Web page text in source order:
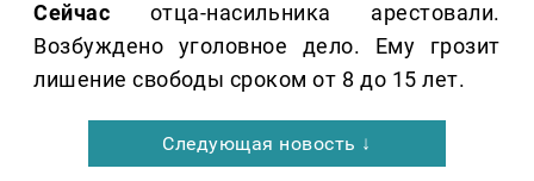
Сейчас отца-насильника арестовали.
Возбуждено уголовное дело. Ему грозит
лишение свободы сроком от 8 до 15 лет.
Следующая новость ↓